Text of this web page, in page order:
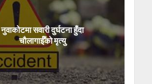
नुवाकोटमा सवारी दुर्घटना हुँदा
चौलागाईँको मृत्यु